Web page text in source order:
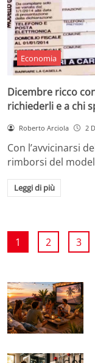
Economia
Dicembre ricco
richiederli e a chi
Roberto Arciola 2
Con l’avvicinarsi
rimborsi del
Leggi di più
1 2 3